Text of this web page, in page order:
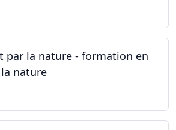
par la nature - formation en
nature